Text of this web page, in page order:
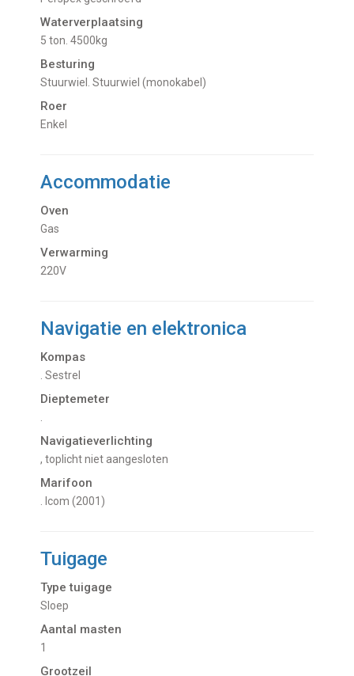
Waterverplaatsing
5 ton. 4500kg
Besturing
Stuurwiel. Stuurwiel (monokabel)
Roer
Enkel
Accommodatie
Oven
Gas
Verwarming
220V
Navigatie en elektronica
Kompas
. Sestrel
Dieptemeter
Navigatieverlichting
, toplicht niet aangesloten
Marifoon
. Icom (2001)
Tuigage
Type tuigage
Sloep
Aantal masten
1
Grootzeil